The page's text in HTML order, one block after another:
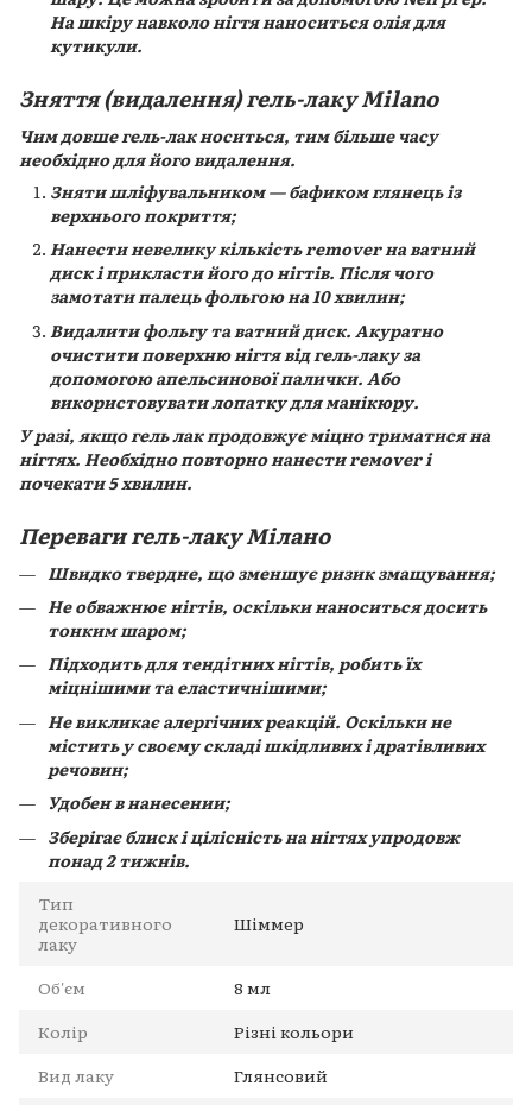
На шкіру навколо нігтя наноситься олія для
кутикули.
Зняття (видалення) гель-лаку Milano
Чим довше гель-лак носиться, тим більше часу
необхідно для його видалення.
Зняти шліфувальником — бафиком глянець із
верхнього покриття;
Нанести невелику кількість remover на ватний
диск і прикласти його до нігтів. Після чого
замотати палець фольгою на 10 хвилин;
Видалити фольгу та ватний диск. Акуратно
очистити поверхню нігтя від гель-лаку за
допомогою апельсинової палички. Або
використовувати лопатку для манікюру.
У разі, якщо гель лак продовжує міцно триматися на
нігтях. Необхідно повторно нанести rемover і
почекати 5 хвилин.
Переваги гель-лаку Мілано
Швидко твердне, що зменшує ризик змащування;
Не обважнює нігтів, оскільки наноситься досить
тонким шаром;
Підходить для тендітних нігтів, робить їх
міцнішими та еластичнішими;
Не викликає алергічних реакцій. Оскільки не
містить у своєму складі шкідливих і дратівливих
речовин;
Удобен в нанесении;
Зберігає блиск і цілісність на нігтях упродовж
понад 2 тижнів.
Тип
декоративного
лаку
Шіммер
Об'єм
8 мл
Колір
Різні кольори
Вид лаку
Глянсовий